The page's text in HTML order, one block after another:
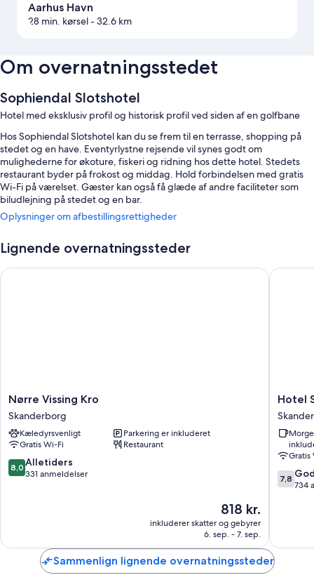
Aarhus Havn
28 min. kørsel- 32.6 km
Om overnatningsstedet
Sophiendal Slotshotel
Hotel med eksklusiv profil og historisk profil ved siden af en golfbane
Hos Sophiendal Slotshotel kan du se frem til en terrasse, shopping på
stedet og en have. Eventyrlystne rejsende vil synes godt om
mulighederne for økoture, fiskeri og ridning hos dette hotel. Stedets
restaurant byder på frokost og middag. Hold forbindelsen med gratis
Wi-Fi på værelset. Gæster kan også få glæde af andre faciliteter som
biludlejning på stedet og en bar.
Du kan desuden få glæde af fordele som:
Gratis selvstændig parkering
Badeværelser med brusere og gratis toiletartikler
Privat gårdhave, gulvvarme og separat siddeområde
Oplysninger om afbestillingsrettigheder
Lignende overnatningssteder
Nørre
Vissing
Kro
Skanderborg
Nørre Vissing Kro
Skanderborg
Kæledyrsvenligt
Parkering er inkluderet
Gratis Wi-Fi
Restaurant
8.0
ud
8,0 Alletiders
331 anmeldelser
Prisen
er
818 kr.
818 kr.
inkluderer skatter og gebyrer
6. sep. - 7. sep.
Nørre Vissing Kro
Hotel
Hotel
Gratis
7.8
ud
7,8
734
Hotel
Sammenlign lignende overnatningssteder